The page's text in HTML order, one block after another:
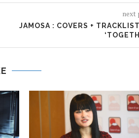
next
JAMOSA : COVERS +